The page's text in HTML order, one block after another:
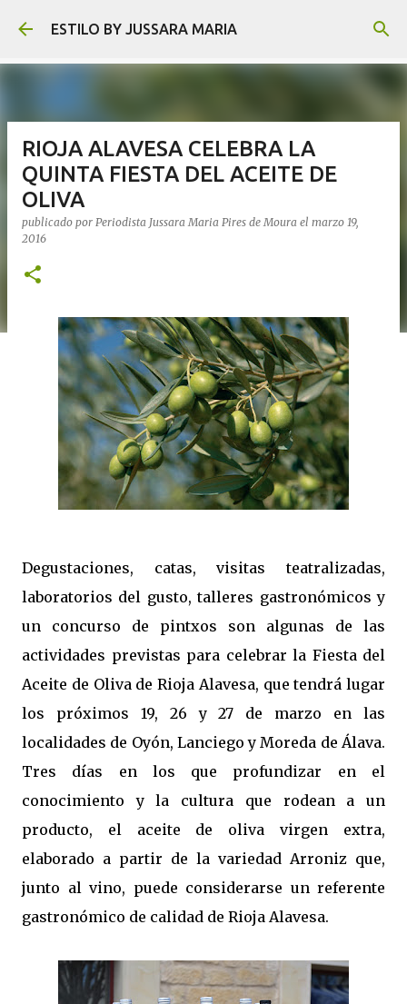
Ir al contenido principal
ESTILO BY JUSSARA MARIA
RIOJA ALAVESA CELEBRA LA
QUINTA FIESTA DEL ACEITE DE
OLIVA
publicado por Periodista Jussara Maria Pires de Moura el marzo 19,
2016
Degustaciones, catas, visitas teatralizadas,
laboratorios del gusto, talleres gastronómicos y
un concurso de pintxos son algunas de las
actividades previstas para celebrar la Fiesta del
Aceite de Oliva de Rioja Alavesa, que tendrá lugar
los próximos 19, 26 y 27 de marzo en las
localidades de Oyón, Lanciego y Moreda de Álava.
Tres días en los que profundizar en el
conocimiento y la cultura que rodean a un
producto, el aceite de oliva virgen extra,
elaborado a partir de la variedad Arroniz que,
junto al vino, puede considerarse un referente
gastronómico de calidad de Rioja Alavesa.